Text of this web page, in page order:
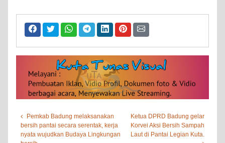
Pemkab Badung melaksanakan
bersih pantai secara serentak, kerja
nyata wujudkan Budaya Lingkungan
Ketua DPRD Badung gelar
Korvei Aksi Bersih Sampah
Laut di Pantai Legian Kuta.